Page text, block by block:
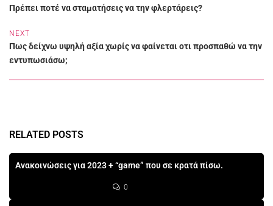
Πρέπει ποτέ να σταματήσεις να την φλερτάρεις?
NEXT
Πως δείχνω υψηλή αξία χωρίς να φαίνεται οτι προσπαθώ να την
εντυπωσιάσω;
RELATED POSTS
Ανακοινώσεις για 2023 + “game” που σε κρατά πίσω.
0